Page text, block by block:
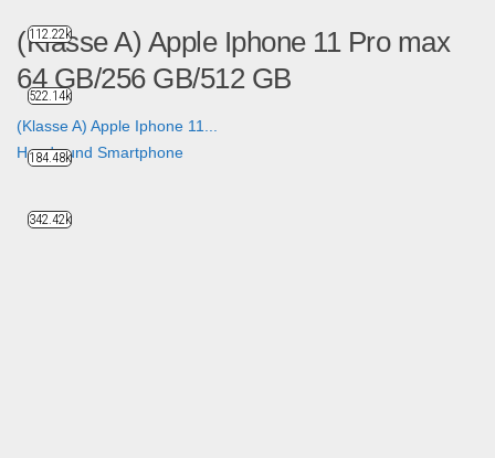
(Klasse A) Apple Iphone 11 Pro max
64 GB/256 GB/512 GB
(Klasse A) Apple Iphone 11...
Handy und Smartphone
112.22k
522.14k
184.48k
342.42k